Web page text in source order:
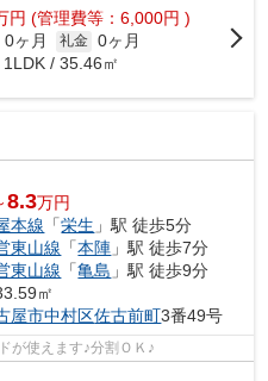
円 (管理費等：6,000円 )
0ヶ月 礼金 0ヶ月
1LDK / 35.46㎡
8.3万円
本線 「栄生 」駅 徒歩5分
東山線 「本陣 」駅 徒歩7分
東山線 「亀島 」駅 徒歩9分
㎡
屋市中村区佐古前町3番49号
が使えます♪分割ＯＫ♪